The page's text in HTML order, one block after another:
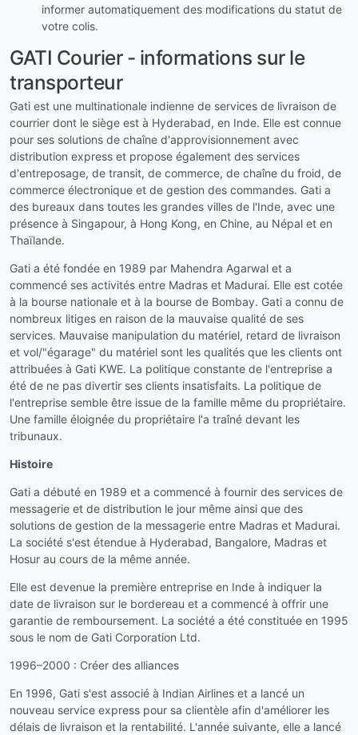
informer automatiquement des modifications du statut de
votre colis.
GATI Courier - informations sur le
transporteur
Gati est une multinationale indienne de services de livraison de
courrier dont le siège est à Hyderabad, en Inde. Elle est connue
pour ses solutions de chaîne d'approvisionnement avec
distribution express et propose également des services
d'entreposage, de transit, de commerce, de chaîne du froid, de
commerce électronique et de gestion des commandes. Gati a
des bureaux dans toutes les grandes villes de l'Inde, avec une
présence à Singapour, à Hong Kong, en Chine, au Népal et en
Thaïlande.
Gati a été fondée en 1989 par Mahendra Agarwal et a
commencé ses activités entre Madras et Madurai. Elle est cotée
à la bourse nationale et à la bourse de Bombay. Gati a connu de
nombreux litiges en raison de la mauvaise qualité de ses
services. Mauvaise manipulation du matériel, retard de livraison
et vol/"égarage" du matériel sont les qualités que les clients ont
attribuées à Gati KWE. La politique constante de l'entreprise a
été de ne pas divertir ses clients insatisfaits. La politique de
l'entreprise semble être issue de la famille même du propriétaire.
Une famille éloignée du propriétaire l'a traîné devant les
tribunaux.
Histoire
Gati a débuté en 1989 et a commencé à fournir des services de
messagerie et de distribution le jour même ainsi que des
solutions de gestion de la messagerie entre Madras et Madurai.
La société s'est étendue à Hyderabad, Bangalore, Madras et
Hosur au cours de la même année.
Elle est devenue la première entreprise en Inde à indiquer la
date de livraison sur le bordereau et a commencé à offrir une
garantie de remboursement. La société a été constituée en 1995
sous le nom de Gati Corporation Ltd.
1996–2000 : Créer des alliances
En 1996, Gati s'est associé à Indian Airlines et a lancé un
nouveau service express pour sa clientèle afin d'améliorer les
délais de livraison et la rentabilité. L'année suivante, elle a lancé